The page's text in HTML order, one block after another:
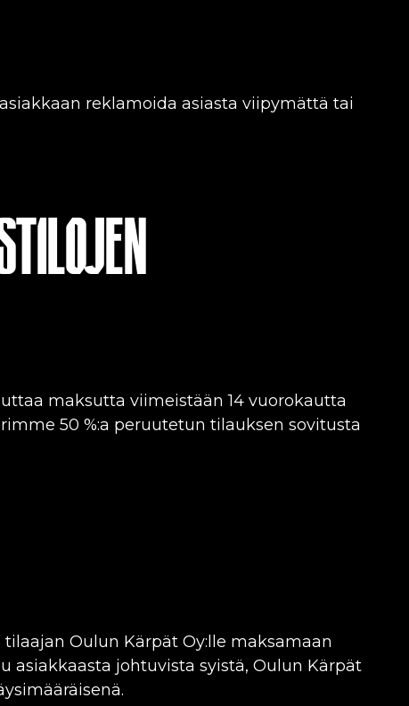
reklamoida asiasta viipymättä tai
maksutta viimeistään 14 vuorokautta
50 %:a peruutetun tilauksen sovitusta
Oulun Kärpät Oy:lle maksamaan
asiakkaasta johtuvista syistä, Oulun Kärpät